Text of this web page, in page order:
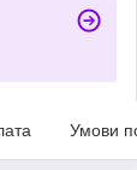
Умови